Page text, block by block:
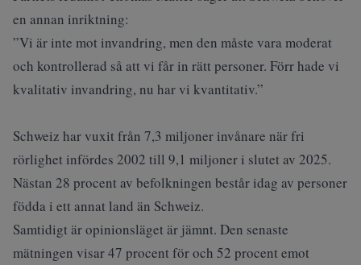
en annan inriktning:
”Vi är inte mot invandring, men den måste vara moderat
och kontrollerad så att vi får in rätt personer. Förr hade vi
kvalitativ invandring, nu har vi kvantitativ.”
Schweiz har vuxit från 7,3 miljoner invånare när fri
rörlighet infördes 2002 till 9,1 miljoner i slutet av 2025.
Nästan 28 procent av befolkningen består idag av personer
födda i ett annat land än Schweiz.
Samtidigt är opinionsläget är jämnt. Den senaste
mätningen visar 47 procent för och 52 procent emot